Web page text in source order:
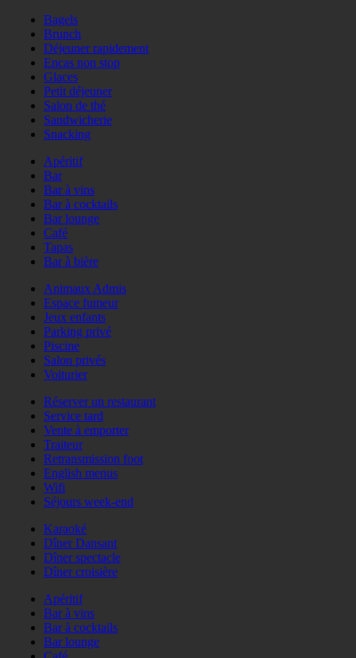
Bagels
Brunch
Déjeuner rapidement
Encas non stop
Glaces
Petit déjeuner
Salon de thé
Sandwicherie
Snacking
Apéritif
Bar
Bar à vins
Bar à cocktails
Bar lounge
Café
Tapas
Bar à bière
Animaux Admis
Espace fumeur
Jeux enfants
Parking privé
Piscine
Salon privés
Voiturier
Réserver un restaurant
Service tard
Vente à emporter
Traiteur
Retransmission foot
English menus
Wifi
Séjours week-end
Karaoké
Dîner Dansant
Dîner spectacle
Dîner croisière
Apéritif
Bar à vins
Bar à cocktails
Bar lounge